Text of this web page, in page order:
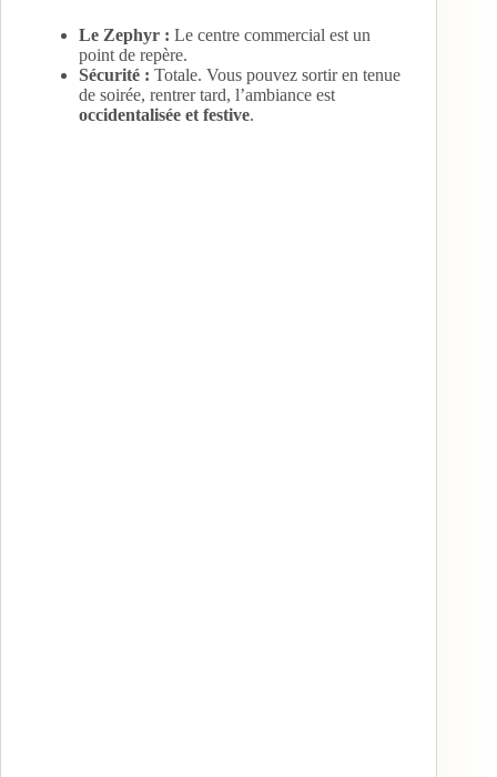
Le Zephyr : Le centre commercial est un
point de repère.
Sécurité : Totale. Vous pouvez sortir en tenue
de soirée, rentrer tard, l’ambiance est
occidentalisée et festive.